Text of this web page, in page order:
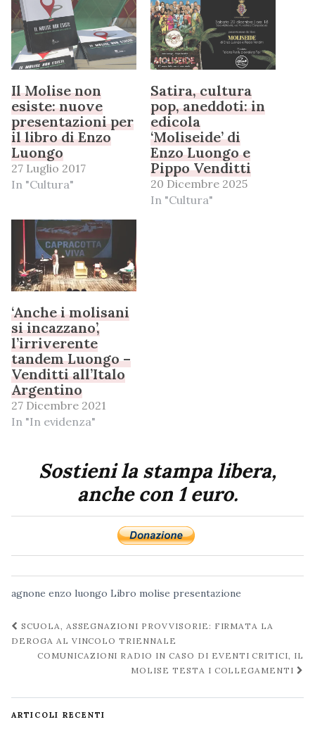
Il Molise non
esiste: nuove
presentazioni per
il libro di Enzo
Luongo
27 Luglio 2017
In "Cultura"
Satira, cultura
pop, aneddoti: in
edicola
‘Moliseide’ di
Enzo Luongo e
Pippo Venditti
20 Dicembre 2025
In "Cultura"
‘Anche i molisani
si incazzano’,
l’irriverente
tandem Luongo –
Venditti all’Italo
Argentino
27 Dicembre 2021
In "In evidenza"
Sostieni la stampa libera,
anche con 1 euro.
agnone enzo luongo Libro molise presentazione
Navigazione
post
SCUOLA, ASSEGNAZIONI PROVVISORIE: FIRMATA LA
DEROGA AL VINCOLO TRIENNALE
COMUNICAZIONI RADIO IN CASO DI EVENTI CRITICI, IL
MOLISE TESTA I COLLEGAMENTI
ARTICOLI RECENTI